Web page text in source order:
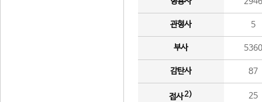
관형사 5
부사 5360
감탄사 87
접사2) 25